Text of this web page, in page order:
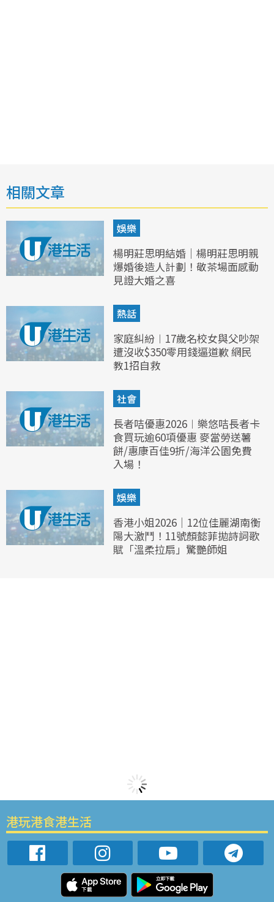
相關文章
娛樂
楊明莊思明結婚｜楊明莊思明親
爆婚後造人計劃！敬茶場面感動
見證大婚之喜
熱話
家庭糾紛︱17歲名校女與父吵架
遭沒收$350零用錢逼道歉 網民
教1招自救
社會
長者咭優惠2026︱樂悠咭長者卡
食買玩逾60項優惠 麥當勞送薯
餅/惠康百佳9折/海洋公園免費
入場！
娛樂
香港小姐2026｜12位佳麗湖南衡
陽大激鬥！11號顏懿菲拋詩詞歌
賦「溫柔拉扇」驚艷師姐
港玩港食港生活